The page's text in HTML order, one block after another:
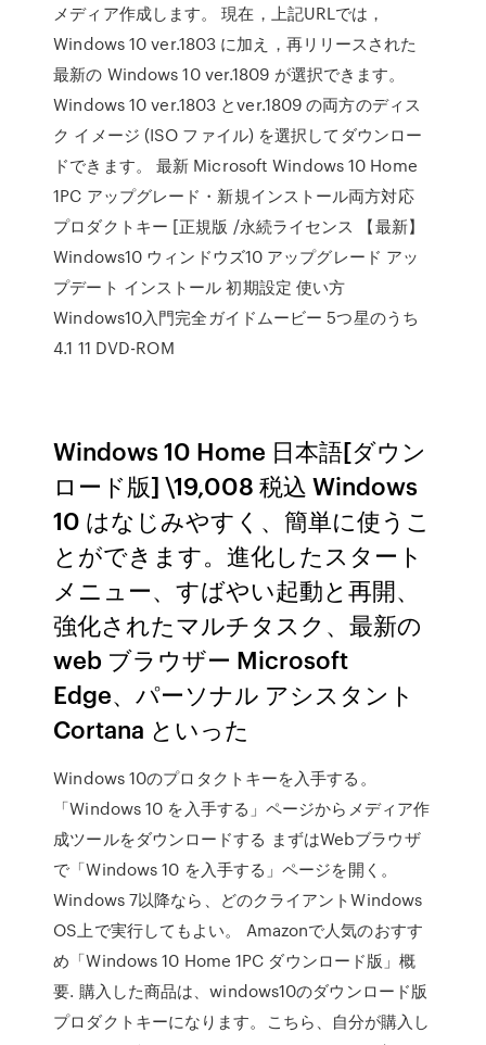
メディア作成します。 現在，上記URLでは，
Windows 10 ver.1803 に加え，再リリースされた
最新の Windows 10 ver.1809 が選択できます。
Windows 10 ver.1803 とver.1809 の両方のディス
ク イメージ (ISO ファイル) を選択してダウンロー
ドできます。 最新 Microsoft Windows 10 Home
1PC アップグレード・新規インストール両方対応
プロダクトキー [正規版 /永続ライセンス 【最新】
Windows10 ウィンドウズ10 アップグレード アッ
プデート インストール 初期設定 使い方
Windows10入門完全ガイドムービー 5つ星のうち
4.1 11 DVD-ROM
Windows 10 Home 日本語[ダウン
ロード版] \19,008 税込 Windows
10 はなじみやすく、簡単に使うこ
とができます。進化したスタート
メニュー、すばやい起動と再開、
強化されたマルチタスク、最新の
web ブラウザー Microsoft
Edge、パーソナル アシスタント
Cortana といった
Windows 10のプロタクトキーを入手する。
「Windows 10 を入手する」ページからメディア作
成ツールをダウンロードする まずはWebブラウザ
で「Windows 10 を入手する」ページを開く。
Windows 7以降なら、どのクライアントWindows
OS上で実行してもよい。 Amazonで人気のおすす
め「Windows 10 Home 1PC ダウンロード版」概
要. 購入した商品は、windows10のダウンロード版
プロダクトキーになります。こちら、自分が購入し